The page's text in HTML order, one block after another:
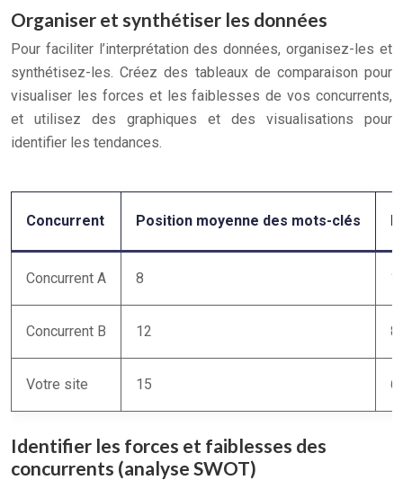
Organiser et synthétiser les données
Pour faciliter l’interprétation des données, organisez-les et
synthétisez-les. Créez des tableaux de comparaison pour
visualiser les forces et les faiblesses de vos concurrents,
et utilisez des graphiques et des visualisations pour
identifier les tendances.
Concurrent Position moyenne des mots-clés
Concurrent A 8
Concurrent B 12
Votre site 15
Identifier les forces et faiblesses des
concurrents (analyse SWOT)